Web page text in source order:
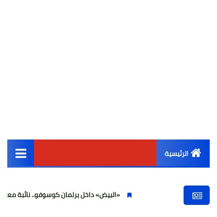
الرئيسية
أخبار مصر
«البيض» داخل برلمان كوسوفو.. نائبة معارضة تهاجم